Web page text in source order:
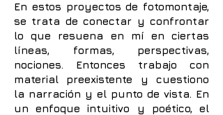
En estos proyectos de fotomontaje,
se trata de conectar y confrontar
lo que resuena en mí en ciertas
líneas, formas, perspectivas,
nociones. Entonces trabajo con
material preexistente y cuestiono
la narración y el punto de vista. En
un enfoque intuitivo y poético, el